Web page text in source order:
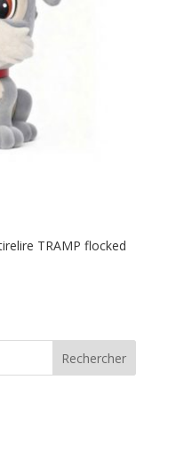
TRAMP flocked